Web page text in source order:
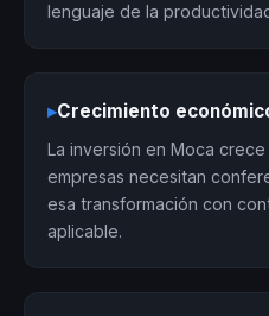
lenguaje de la
▸Crecimiento
La inversión en Moca crece
empresas necesitan
esa transformación con
aplicable.